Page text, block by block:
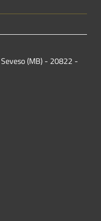
(MB) - 20822 -